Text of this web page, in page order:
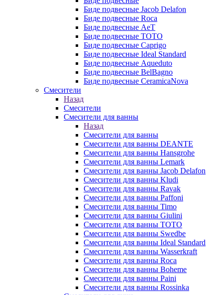
Биде подвесные Jacob Delafon
Биде подвесные Roca
Биде подвесные AeT
Биде подвесные TOTO
Биде подвесные Caprigo
Биде подвесные Ideal Standard
Биде подвесные Aqueduto
Биде подвесные BelBagno
Биде подвесные CeramicaNova
Смесители
Назад
Смесители
Смесители для ванны
Назад
Смесители для ванны
Смесители для ванны DEANTE
Смесители для ванны Hansgrohe
Смесители для ванны Lemark
Смесители для ванны Jacob Delafon
Смесители для ванны Kludi
Смесители для ванны Ravak
Смесители для ванны Paffoni
Смесители для ванны Timo
Смесители для ванны Giulini
Смесители для ванны TOTO
Смесители для ванны Swedbe
Смесители для ванны Ideal Standard
Смесители для ванны Wasserkraft
Смесители для ванны Roca
Смесители для ванны Boheme
Смесители для ванны Paini
Смесители для ванны Rossinka